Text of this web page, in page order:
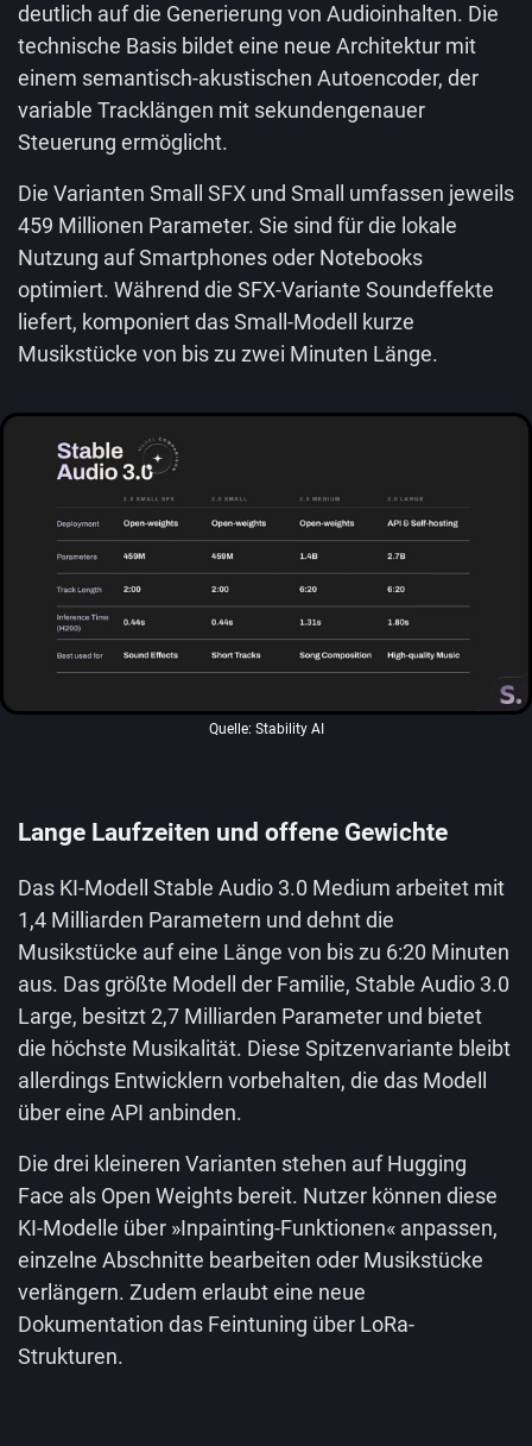
deutlich auf die Generierung von Audioinhalten. Die
technische Basis bildet eine neue Architektur mit
einem semantisch-akustischen Autoencoder, der
variable Tracklängen mit sekundengenauer
Steuerung ermöglicht.
Die Varianten Small SFX und Small umfassen jeweils
459 Millionen Parameter. Sie sind für die lokale
Nutzung auf Smartphones oder Notebooks
optimiert. Während die SFX-Variante Soundeffekte
liefert, komponiert das Small-Modell kurze
Musikstücke von bis zu zwei Minuten Länge.
Quelle: Stability AI
Lange Laufzeiten und offene Gewichte
Das KI-Modell Stable Audio 3.0 Medium arbeitet mit
1,4 Milliarden Parametern und dehnt die
Musikstücke auf eine Länge von bis zu 6:20 Minuten
aus. Das größte Modell der Familie, Stable Audio 3.0
Large, besitzt 2,7 Milliarden Parameter und bietet
die höchste Musikalität. Diese Spitzenvariante bleibt
allerdings Entwicklern vorbehalten, die das Modell
über eine API anbinden.
Die drei kleineren Varianten stehen auf Hugging
Face als Open Weights bereit. Nutzer können diese
KI-Modelle über »Inpainting-Funktionen« anpassen,
einzelne Abschnitte bearbeiten oder Musikstücke
verlängern. Zudem erlaubt eine neue
Dokumentation das Feintuning über LoRa-
Strukturen.